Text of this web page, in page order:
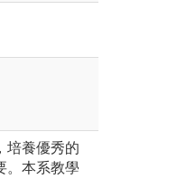
培養優秀的
。本系教學